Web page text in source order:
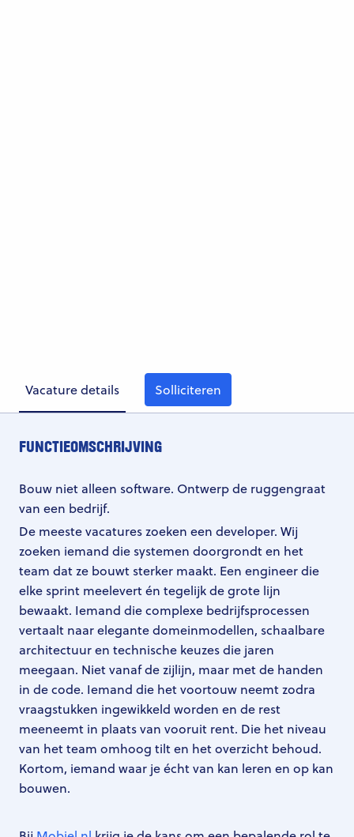
Vacature details Solliciteren
FUNCTIEOMSCHRIJVING
Bouw niet alleen software. Ontwerp de ruggengraat
van een bedrijf.
De meeste vacatures zoeken een developer. Wij
zoeken iemand die systemen doorgrondt en het
team dat ze bouwt sterker maakt. Een engineer die
elke sprint meelevert én tegelijk de grote lijn
bewaakt. Iemand die complexe bedrijfsprocessen
vertaalt naar elegante domeinmodellen, schaalbare
architectuur en technische keuzes die jaren
meegaan. Niet vanaf de zijlijn, maar met de handen
in de code. Iemand die het voortouw neemt zodra
vraagstukken ingewikkeld worden en de rest
meeneemt in plaats van vooruit rent. Die het niveau
van het team omhoog tilt en het overzicht behoud.
Kortom, iemand waar je écht van kan leren en op kan
bouwen.